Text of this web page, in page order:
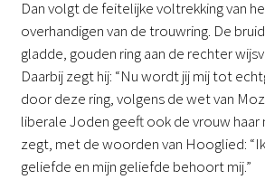
Dan volgt de feitelijke voltrekking van
overhandigen van de trouwring. De
gladde, gouden ring aan de rechter
Daarbij zegt hij: “Nu wordt jij mij tot
door deze ring, volgens de wet van
liberale Joden geeft ook de vrouw haar
zegt, met de woorden van Hooglied:
geliefde en mijn geliefde behoort mij.”